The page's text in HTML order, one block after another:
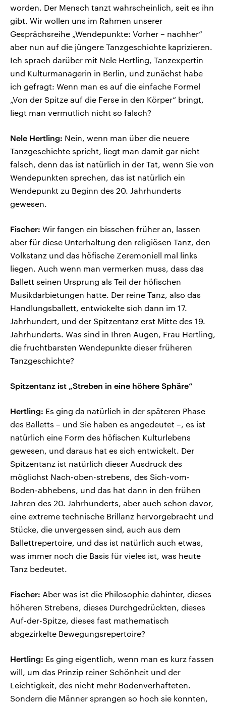
worden. Der Mensch tanzt wahrscheinlich, seit es ihn
gibt. Wir wollen uns im Rahmen unserer
Gesprächsreihe „Wendepunkte: Vorher – nachher“
aber nun auf die jüngere Tanzgeschichte kaprizieren.
Ich sprach darüber mit Nele Hertling, Tanzexpertin
und Kulturmanagerin in Berlin, und zunächst habe
ich gefragt: Wenn man es auf die einfache Formel
„Von der Spitze auf die Ferse in den Körper“ bringt,
liegt man vermutlich nicht so falsch?
Nele Hertling: Nein, wenn man über die neuere
Tanzgeschichte spricht, liegt man damit gar nicht
falsch, denn das ist natürlich in der Tat, wenn Sie von
Wendepunkten sprechen, das ist natürlich ein
Wendepunkt zu Beginn des 20. Jahrhunderts
gewesen.
Fischer: Wir fangen ein bisschen früher an, lassen
aber für diese Unterhaltung den religiösen Tanz, den
Volkstanz und das höfische Zeremoniell mal links
liegen. Auch wenn man vermerken muss, dass das
Ballett seinen Ursprung als Teil der höfischen
Musikdarbietungen hatte. Der reine Tanz, also das
Handlungsballett, entwickelte sich dann im 17.
Jahrhundert, und der Spitzentanz erst Mitte des 19.
Jahrhunderts. Was sind in Ihren Augen, Frau Hertling,
die fruchtbarsten Wendepunkte dieser früheren
Tanzgeschichte?
Spitzentanz ist „Streben in eine höhere Sphäre“
Hertling: Es ging da natürlich in der späteren Phase
des Balletts – und Sie haben es angedeutet –, es ist
natürlich eine Form des höfischen Kulturlebens
gewesen, und daraus hat es sich entwickelt. Der
Spitzentanz ist natürlich dieser Ausdruck des
möglichst Nach-oben-strebens, des Sich-vom-
Boden-abhebens, und das hat dann in den frühen
Jahren des 20. Jahrhunderts, aber auch schon davor,
eine extreme technische Brillanz hervorgebracht und
Stücke, die unvergessen sind, auch aus dem
Ballettrepertoire, und das ist natürlich auch etwas,
was immer noch die Basis für vieles ist, was heute
Tanz bedeutet.
Fischer: Aber was ist die Philosophie dahinter, dieses
höheren Strebens, dieses Durchgedrückten, dieses
Auf-der-Spitze, dieses fast mathematisch
abgezirkelte Bewegungsrepertoire?
Hertling: Es ging eigentlich, wenn man es kurz fassen
will, um das Prinzip reiner Schönheit und der
Leichtigkeit, des nicht mehr Bodenverhafteten.
Sondern die Männer sprangen so hoch sie konnten,